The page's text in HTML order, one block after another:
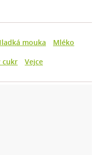
mouka
Mléko
cukr Vejce